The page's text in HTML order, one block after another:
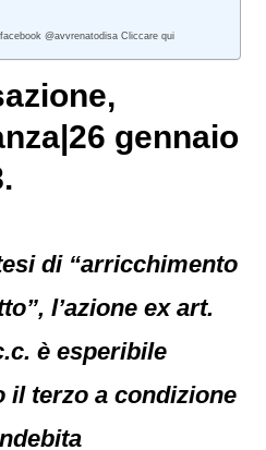
@avvrenatodisa Cliccare qui
gennaio
di “arricchimento
l’azione ex art.
è esperibile
il terzo a condizione